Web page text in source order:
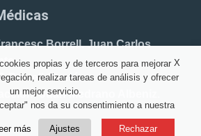
Borrell. Juan Carlos
Borrell Carrió.
Juan Medrano Albeniz.
X
propias y de terceros para mejorar
realizar tareas de análisis y ofrecer
un mejor servicio.
nos da su consentimiento a nuestra
más Ajustes Rechazar